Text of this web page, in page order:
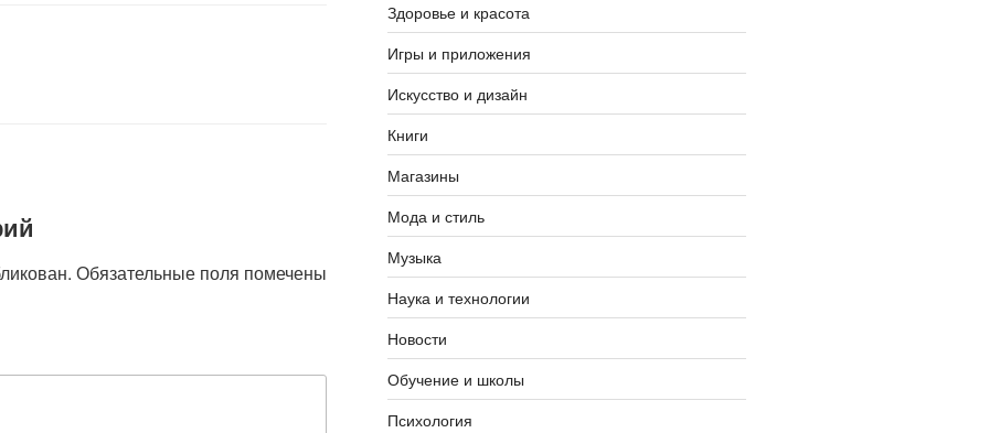
Обязательные поля помечены
Здоровье и красота
Игры и приложения
Искусство и дизайн
Книги
Магазины
Мода и стиль
Музыка
Наука и технологии
Новости
Обучение и школы
Психология